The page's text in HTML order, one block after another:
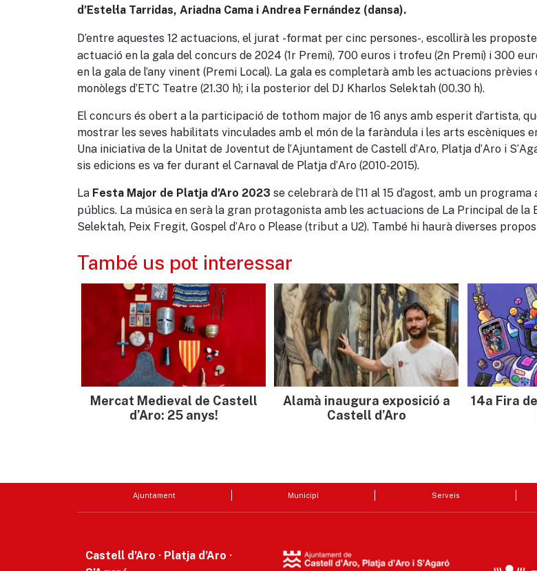
d’Estel·la Tarridas, Ariadna Cama i Andrea Fernández (dansa).
D’entre aquestes 12 actuacions, el jurat -format per cinc persones-, escollirà les
actuació en la gala del concurs de 2024 (1r Premi), 700 euros i trofeu (2n Premi) i 300
en la gala de l’any vinent (Premi Local). La gala es completarà amb les actuacions prèvies
monòlegs d’ETC Teatre (21.30 h); i la posterior del DJ Kharlos Selektah (00.30 h).
El concurs és obert a la participació de tothom major de 16 anys amb esperit d’artista,
mostrar les seves habilitats vinculades amb el món de la faràndula i les arts escèniques
Una iniciativa de la Unitat de Joventut de l’Ajuntament de Castell d’Aro, Platja d’Aro i
sis edicions es va fer durant el Carnaval de Platja d’Aro (2010-2015).
La Festa Major de Platja d’Aro 2023 se celebrarà de l’11 al 15 d’agost, amb un
públics. La música en serà la gran protagonista amb les actuacions de La Principal de la
Selektah, Peix Fregit, Gospel d’Aro o Please (tribut a U2). També hi haurà diverses
També us pot interessar
Mercat Medieval de Castell
d’Aro: 25 anys!
Alamà inaugura exposició a
Castell d’Aro
14a Fira
Ajuntament Municipi Serveis
Castell d’Aro · Platja d’Aro ·